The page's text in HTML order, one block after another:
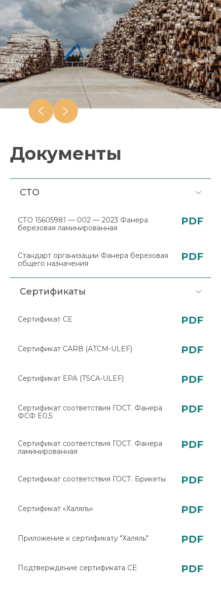
Документы
СТО
СТО 15605981 — 002 — 2023 Фанера
березовая ламинированная
PDF
Стандарт организации Фанера березовая
общего назначения
PDF
Сертификаты
Сертификат CE PDF
Сертификат CARB (ATCM-ULEF) PDF
Сертификат EPA (TSCA-ULEF) PDF
Сертификат соответствия ГОСТ. Фанера
ФСФ E0,5
PDF
Сертификат соответствия ГОСТ. Фанера
ламинированная
PDF
Сертификат соответствия ГОСТ. Брикеты PDF
Сертификат «Халяль» PDF
Приложение к сертификату "Халяль" PDF
Подтверждение сертификата CE PDF